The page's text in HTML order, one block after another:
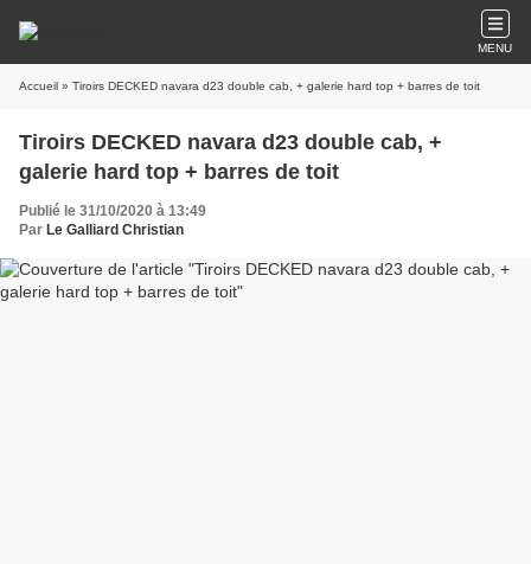
MENU
Accueil » Tiroirs DECKED navara d23 double cab, + galerie hard top + barres de toit
Tiroirs DECKED navara d23 double cab, +
galerie hard top + barres de toit
Publié le 31/10/2020 à 13:49
Par Le Galliard Christian